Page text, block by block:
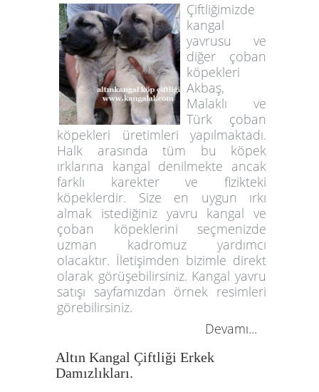
Çiftliğimizde
kangal
yavrusu ve
diğer çoban
köpekleri
Akbaş,
Malaklı ve
Türk çoban
köpekleri üretimleri yapılmaktadı.
Halk arasında tüm bu köpek
ırklarına kangal denilmekte ancak
farklı karekter ve fizikteki
köpeklerdir. Size en uygun ırkı
almak istediğiniz yavru kangal ve
çoban köpeklerini seçmenizde
uzman kadromuz yardımcı
olacaktır. İletişimden bizimle direkt
olarak görüşebilirsiniz. Kangal yavru
satışı sayfamızdan örnek resimleri
görebilirsiniz.
Devamı...
Altın Kangal Çiftliği Erkek
Damızlıkları.